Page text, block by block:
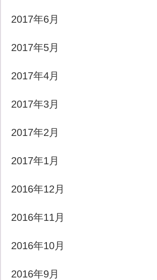
2017年6月
2017年5月
2017年4月
2017年3月
2017年2月
2017年1月
2016年12月
2016年11月
2016年10月
2016年9月